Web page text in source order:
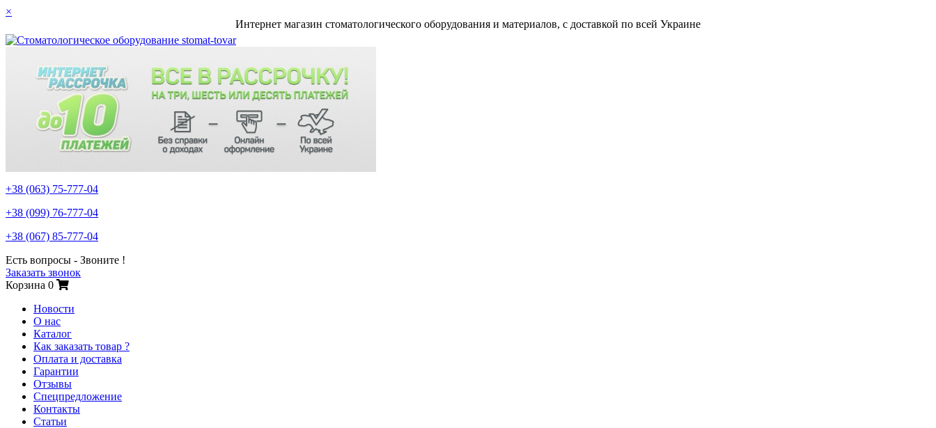
×
Интернет магазин стоматологического оборудования и материалов, c доставкой по всей Украине
+38 (063) 75-777-04
+38 (099) 76-777-04
+38 (067) 85-777-04
Есть вопросы - Звоните !
Заказать звонок
Корзина 0
Новости
О нас
Каталог
Как заказать товар ?
Оплата и доставка
Гарантии
Отзывы
Спецпредложение
Контакты
Статьи